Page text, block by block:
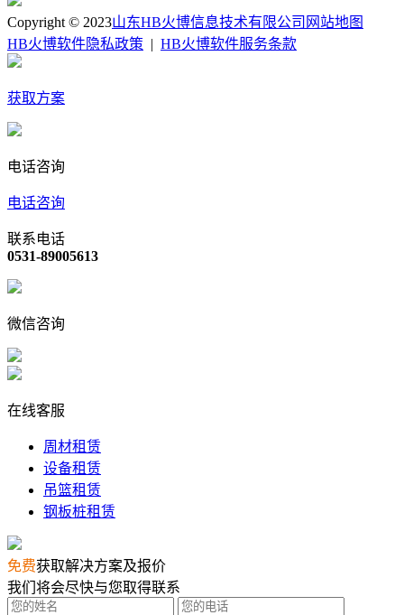
Copyright © 2023山东HB火博信息技术有限公司 网站地图
HB火博软件隐私政策
HB火博软件服务条款
获取方案
电话咨询
电话咨询
联系电话
0531-89005613
微信咨询
在线客服
周材租赁
设备租赁
吊篮租赁
钢板桩租赁
免费获取解决方案及报价
我们将会尽快与您取得联系